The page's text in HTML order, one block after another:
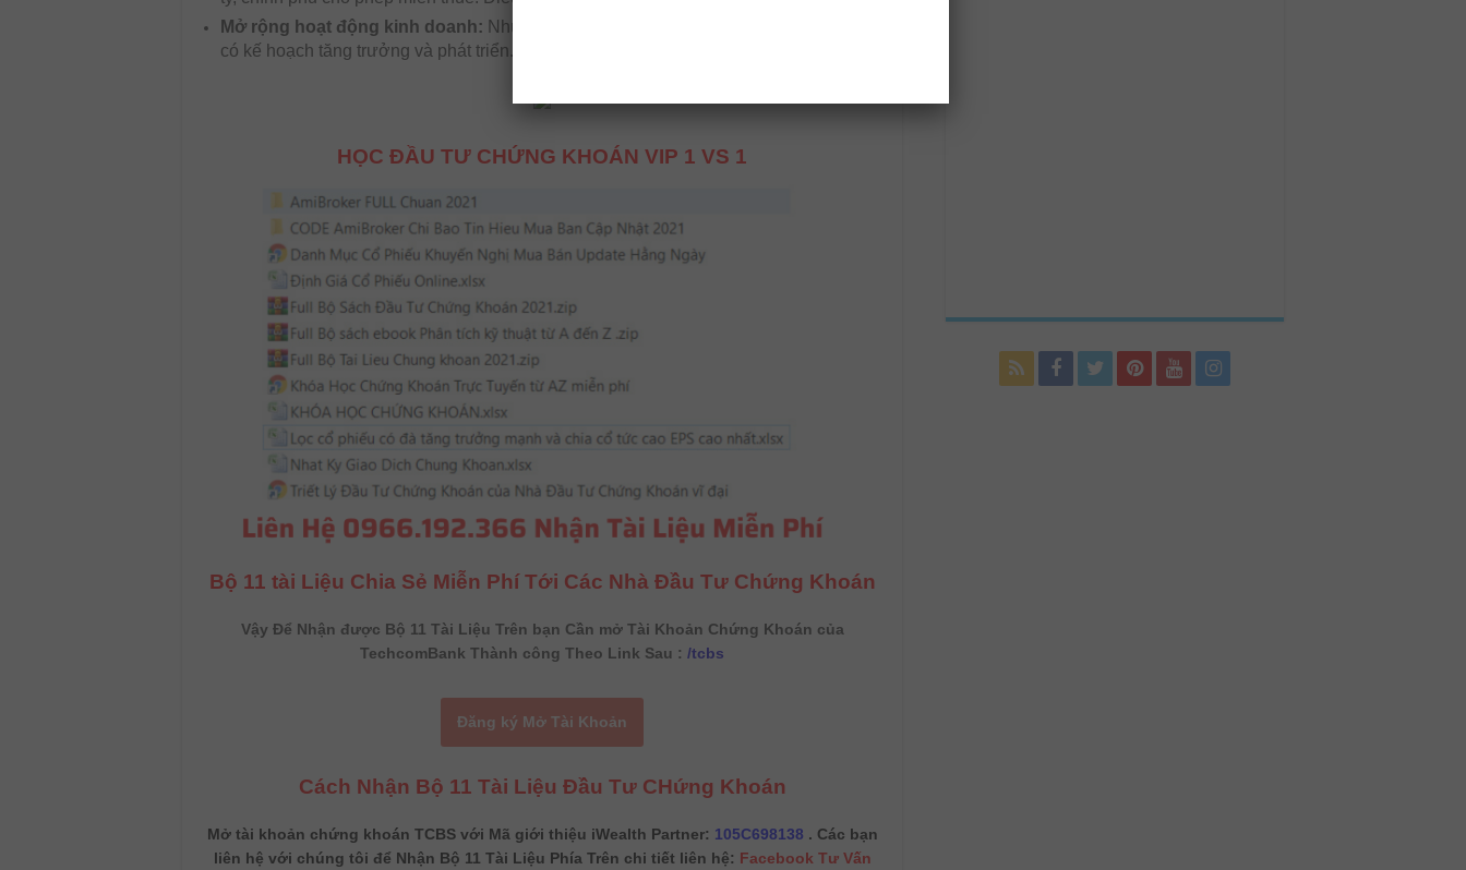
Mở rộng hoạt động kinh doanh: Nhu cầu về đòn bẩy tài chính xuất hiện khi công ty
có kế hoạch tăng trưởng và phát triển. Đây là một bước đi tích cực.
HỌC ĐẦU TƯ CHỨNG KHOÁN VIP 1 VS 1
Bộ 11 tài Liệu Chia Sẻ Miễn Phí Tới Các Nhà Đầu Tư Chứng Khoán
Vậy Để Nhận được Bộ 11 Tài Liệu Trên bạn Cần mở Tài Khoản Chứng Khoán của
TechcomBank Thành công Theo Link Sau : /tcbs
Đăng ký Mở Tài Khoản
Cách Nhận Bộ 11 Tài Liệu Đầu Tư CHứng Khoán
Mở tài khoản chứng khoán TCBS với Mã giới thiệu iWealth Partner: 105C698138 . Các bạn
liên hệ với chúng tôi để Nhận Bộ 11 Tài Liệu Phía Trên chi tiết liên hệ: Facebook Tư Vấn